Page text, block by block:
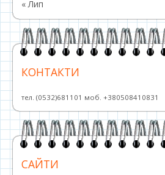
« Лип
КОНТАКТИ
тел. (0532)681101 моб. +380508410831
САЙТИ